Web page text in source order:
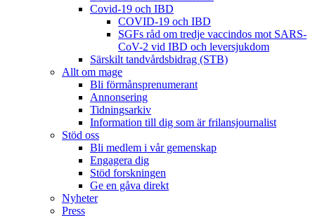
Covid-19 och IBD
COVID-19 och IBD
SGFs råd om tredje vaccindos mot SARS-
CoV-2 vid IBD och leversjukdom
Särskilt tandvårdsbidrag (STB)
Allt om mage
Bli förmånsprenumerant
Annonsering
Tidningsarkiv
Information till dig som är frilansjournalist
Stöd oss
Bli medlem i vår gemenskap
Engagera dig
Stöd forskningen
Ge en gåva direkt
Nyheter
Press